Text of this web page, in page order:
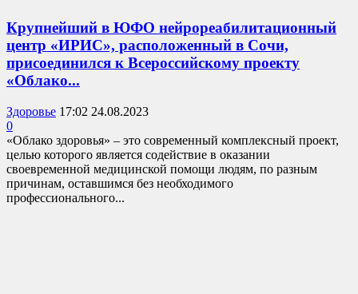
Крупнейший в ЮФО нейрореабилитационный
центр «ИРИС», расположенный в Сочи,
присоединился к Всероссийскому проекту
«Облако...
Здоровье 17:02 24.08.2023
0
«Облако здоровья» – это современный комплексный проект,
целью которого является содействие в оказании
своевременной медицинской помощи людям, по разным
причинам, оставшимся без необходимого
профессионального...